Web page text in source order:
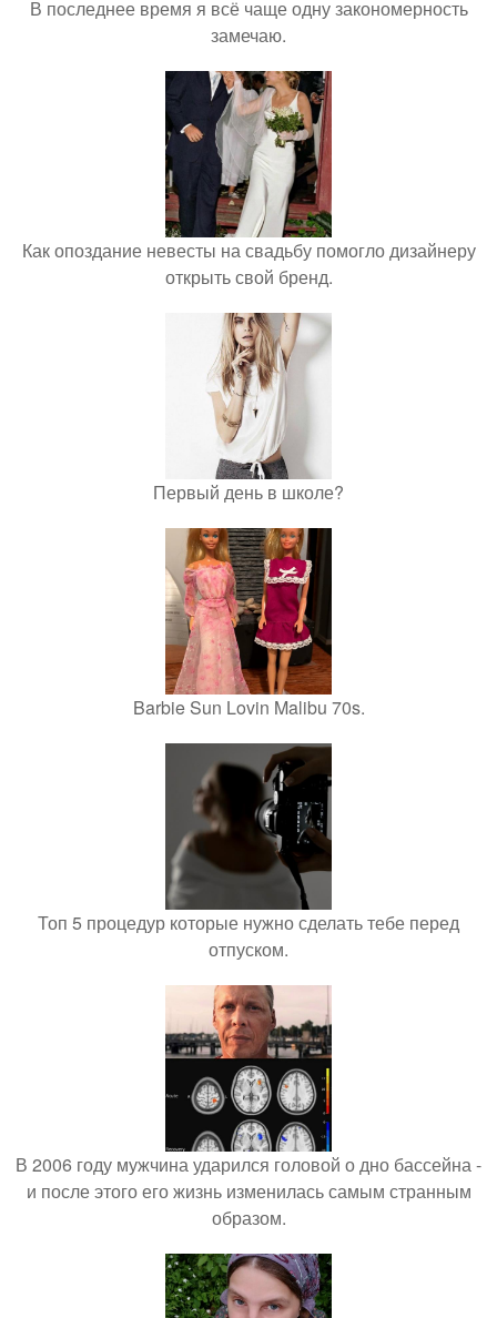
В последнее время я всё чаще одну закономерность
замечаю.
Как опоздание невесты на свадьбу помогло дизайнеру
открыть свой бренд.
Первый день в школе?
Barbie Sun Lovin Malibu 70s.
Топ 5 процедур которые нужно сделать тебе перед
отпуском.
В 2006 году мужчина ударился головой о дно бассейна -
и после этого его жизнь изменилась самым странным
образом.